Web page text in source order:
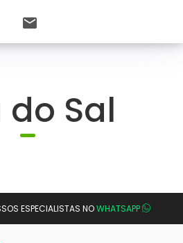
email
do Sal
ESPECIALISTAS NOWHATSAPP